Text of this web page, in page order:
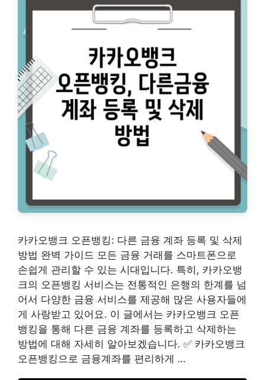
카카오뱅크 오픈뱅킹: 다른 금융 계좌 등록 및 삭제
방법 완벽 가이드 모든 금융 거래를 스마트폰으로
손쉽게 관리할 수 있는 시대입니다. 특히, 카카오뱅
크의 오픈뱅킹 서비스는 전통적인 은행의 한계를 넘
어서 다양한 금융 서비스를 제공해 많은 사용자들에
게 사랑받고 있어요. 이 글에서는 카카오뱅크 오픈
뱅킹을 통해 다른 금융 계좌를 등록하고 삭제하는
방법에 대해 자세히 알아보겠습니다. ✅ 카카오뱅크
오픈뱅킹으로 금융계좌를 편리하게 …